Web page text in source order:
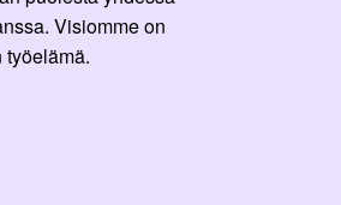
Visiomme on